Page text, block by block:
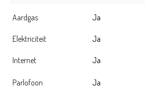
Aardgas Ja
Elektriciteit Ja
Internet Ja
Parlofoon Ja